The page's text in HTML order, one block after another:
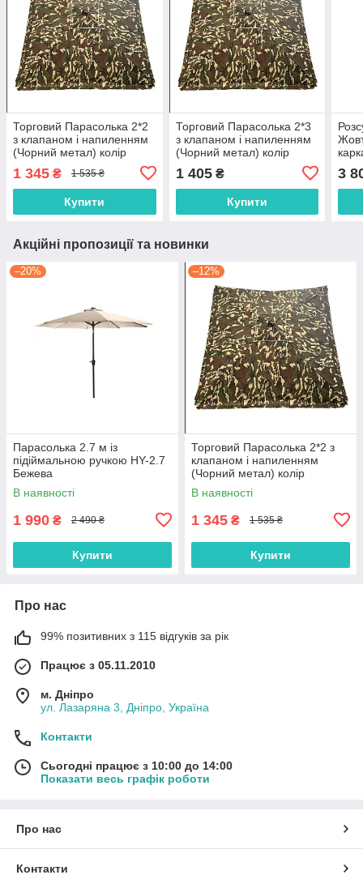
Торговий Парасолька 2*2
з клапаном і напиленням
(Чорний метал) колір
1 345 ₴ 1 535 ₴
Купити
Торговий Парасолька 2*3
з клапаном і напиленням
(Чорний метал) колір
1 405₴
Купити
3
Акційні пропозиції та новинки
–20%
Парасолька 2.7 м із
підіймальною ручкою HY-2.7
Бежева
В наявності
1 990 ₴ 2 490 ₴
Купити
–12%
Торговий Парасолька 2*2 з
клапаном і напиленням
(Чорний метал) колір
КАМУФЛЯЖ
В наявності
1 345 ₴ 1 535 ₴
Купити
Про нас
99% позитивних з 115 відгуків за рік
Працює з 05.11.2010
м. Дніпро
ул. Лазаряна 3, Дніпро, Україна
Контакти
Сьогодні працює з 10:00 до 14:00
Показати весь графік роботи
Про нас
Контакти